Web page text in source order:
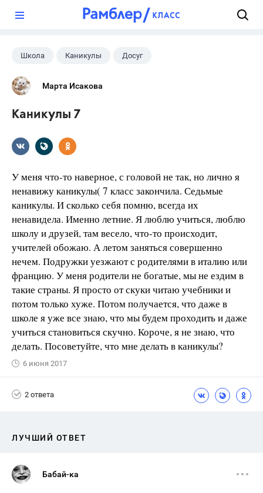
Школа Каникулы Досуг
Марта Исакова
Каникулы 7
У меня что-то наверное, с головой не так, но лично я
ненавижу каникулы( 7 класс закончила. Седьмые
каникулы. И сколько себя помню, всегда их
ненавидела. Именно летние. Я люблю учиться, люблю
школу и друзей, там весело, что-то происходит,
учителей обожаю. А летом заняться совершенно
нечем. Подружки уезжают с родителями в италию или
францию. У меня родители не богатые, мы не ездим в
такие страны. Я просто от скуки читаю учебники и
потом только хуже. Потом получается, что даже в
школе я уже все знаю, что мы будем проходить и даже
учиться становиться скучно. Короче, я не знаю, что
делать. Посоветуйте, что мне делать в каникулы?
6 июня 2017
2 ответа
ЛУЧШИЙ ОТВЕТ
Бабай-ка